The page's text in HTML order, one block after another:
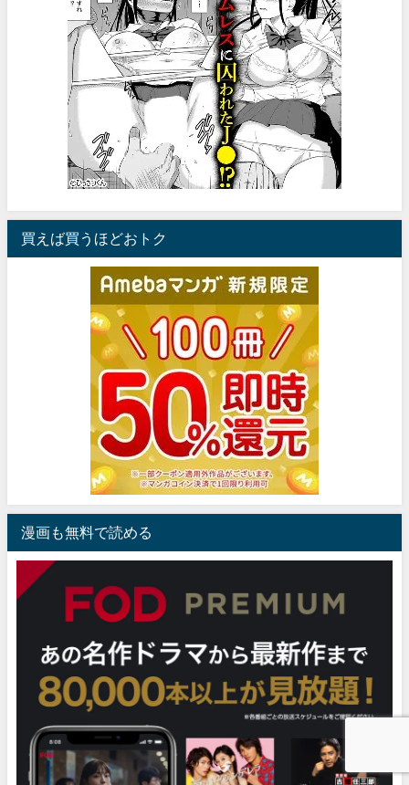
買えば買うほどおトク
漫画も無料で読める